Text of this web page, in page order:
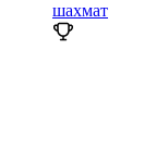
шахмат